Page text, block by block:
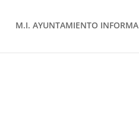
M.I. AYUNTAMIENTO INFORMA